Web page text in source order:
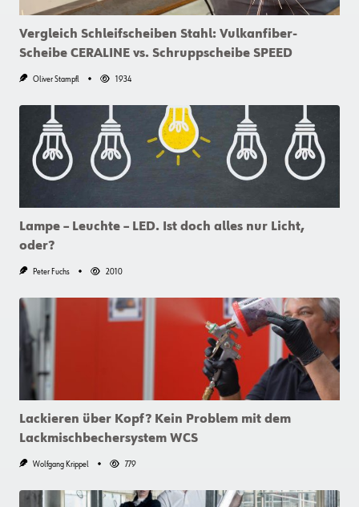
Vergleich Schleifscheiben Stahl: Vulkanfiber-
Scheibe CERALINE vs. Schruppscheibe SPEED
Oliver Stampfl 1934
Lampe – Leuchte – LED. Ist doch alles nur Licht,
oder?
Peter Fuchs 2010
Lackieren über Kopf? Kein Problem mit dem
Lackmischbechersystem WCS
Wolfgang Krippel 779